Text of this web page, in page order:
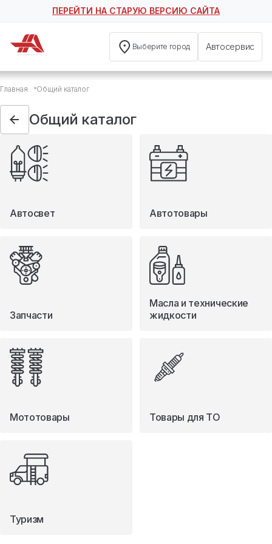
ПЕРЕЙТИ НА СТАРУЮ ВЕРСИЮ САЙТА
Выберите город Автосервис
Общий каталог
Автосвет
Автотовары
Запчасти
Масла и технические жидкости
Мототовары
Туризм
Главная Общий каталог
Общий каталог
Автосвет Автотовары
Запчасти
Масла и технические
жидкости
Мототовары Товары для ТО
Туризм